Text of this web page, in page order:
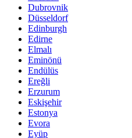
Dubrovnik
Düsseldorf
Edinburgh
Edirne
Elmalı
Eminönü
Endülüs
Ereğli
Erzurum
Eskişehir
Estonya
Evora
Eyüp